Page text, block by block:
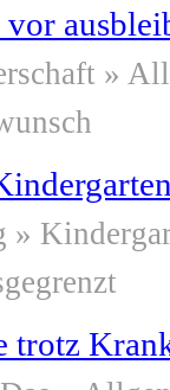
»
»
trotz